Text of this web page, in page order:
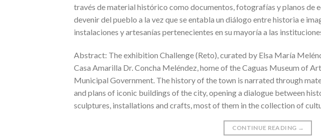
través de material histórico como documentos, fotografías y planos de
devenir del pueblo a la vez que se entabla un diálogo entre historia e
instalaciones y artesanías pertenecientes en su mayoría a las
Abstract: The exhibition Challenge (Reto), curated by Elsa María
Casa Amarilla Dr. Concha Meléndez, home of the Caguas Museum of
Municipal Government. The history of the town is narrated through
and plans of iconic buildings of the city, opening a dialogue between
sculptures, installations and crafts, most of them in the collection of
CONTINUE READING →